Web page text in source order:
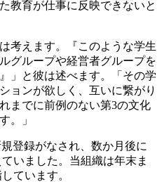
教育が仕事に反映できないと
考えます。『このような学生
グループや経営者グループを
」と彼は述べます。「その学
ョンが欲しく、互いに繋がり
までに前例のない第3の文化
。」
登録がなされ、数か月後に
いました。当組織は年末ま
ています。